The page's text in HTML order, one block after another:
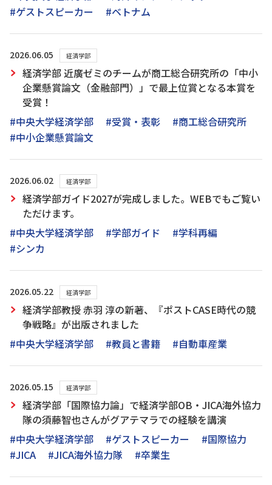
#ゲストスピーカー
#ベトナム
2026.06.05 経済学部
経済学部 近廣ゼミのチームが商工総合研究所の「中小
企業懸賞論文（金融部門）」で最上位賞となる本賞を
受賞！
#中央大学経済学部
#受賞・表彰
#商工総合研究所
#中小企業懸賞論文
2026.06.02 経済学部
経済学部ガイド2027が完成しました。WEBでもご覧い
ただけます。
#中央大学経済学部
#学部ガイド
#学科再編
#シンカ
2026.05.22 経済学部
経済学部教授 赤羽 淳の新著、『ポストCASE時代の競
争戦略』が出版されました
#中央大学経済学部
#教員と書籍 #自動車産業
2026.05.15 経済学部
経済学部「国際協力論」で経済学部OB・JICA海外協力
隊の須藤智也さんがグアテマラでの経験を講演
#中央大学経済学部
#ゲストスピーカー
#国際協力
#JICA
#JICA海外協力隊 #卒業生